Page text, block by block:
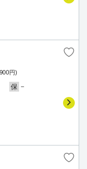
円)
保 －